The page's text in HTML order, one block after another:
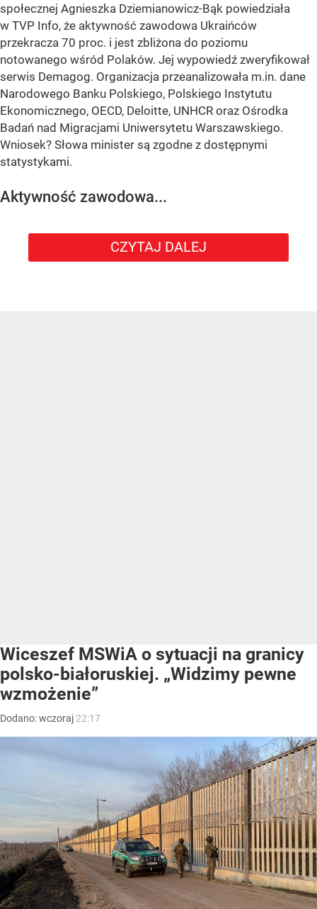
społecznej Agnieszka Dziemianowicz-Bąk powiedziała
w TVP Info, że aktywność zawodowa Ukraińców
przekracza 70 proc. i jest zbliżona do poziomu
notowanego wśród Polaków. Jej wypowiedź zweryfikował
serwis Demagog. Organizacja przeanalizowała m.in. dane
Narodowego Banku Polskiego, Polskiego Instytutu
Ekonomicznego, OECD, Deloitte, UNHCR oraz Ośrodka
Badań nad Migracjami Uniwersytetu Warszawskiego.
Wniosek? Słowa minister są zgodne z dostępnymi
statystykami.
Aktywność zawodowa...
CZYTAJ DALEJ
Wiceszef MSWiA o sytuacji na granicy
polsko-białoruskiej. „Widzimy pewne
wzmożenie”
Dodano:wczoraj 22:17